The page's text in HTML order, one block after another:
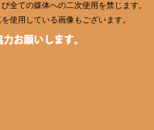
全ての媒体への二次使用を禁じます。
使用している画像もございます。